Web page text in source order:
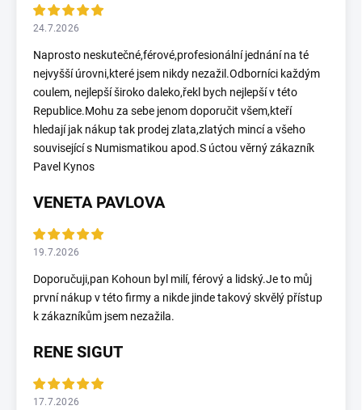
24.7.2026
Naprosto neskutečné,férové,profesionální jednání na té
nejvyšší úrovni,které jsem nikdy nezažil.Odborníci každým
coulem, nejlepší široko daleko,řekl bych nejlepší v této
Republice.Mohu za sebe jenom doporučit všem,kteří
hledají jak nákup tak prodej zlata,zlatých mincí a všeho
související s Numismatikou apod.S úctou věrný zákazník
Pavel Kynos
VENETA PAVLOVA
19.7.2026
Doporučuji,pan Kohoun byl milí, férový a lidský.Je to můj
první nákup v této firmy a nikde jinde takový skvělý přístup
k zákazníkům jsem nezažila.
RENE SIGUT
17.7.2026